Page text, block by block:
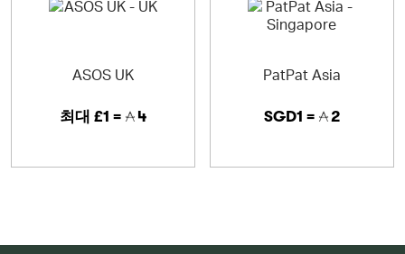
ASOS UK
최대 £1 = 4
PatPat Asia
SGD1 = 2